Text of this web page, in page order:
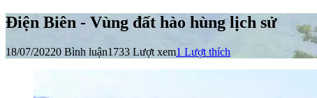
Điện Biên - Vùng đất hào hùng lịch sử
18/07/20220 Bình luận1733 Lượt xem1 Lượt thích